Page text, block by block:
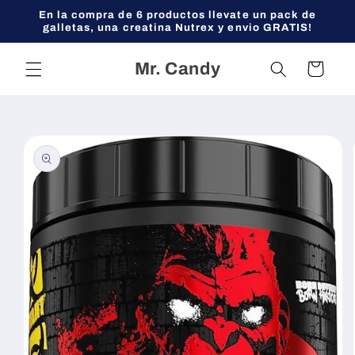
directamente
al contenido
En la compra de 6 productos llevate un pack de
galletas, una creatina Nutrex y envio GRATIS!
Mr. Candy Carrito
información
del producto